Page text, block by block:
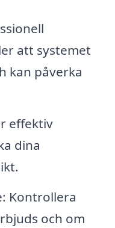
att systemet
kan påverka
effektiv
dina
Kontrollera
och om